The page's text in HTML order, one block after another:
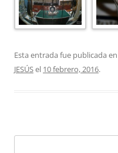
Esta entrada fue publicada en
JESÚSel 10 febrero, 2016.